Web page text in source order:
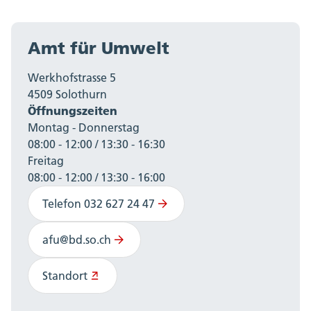
Amt für Umwelt
Werkhofstrasse 5
4509 Solothurn
Öffnungszeiten
Montag - Donnerstag
08:00 - 12:00 / 13:30 - 16:30
Freitag
08:00 - 12:00 / 13:30 - 16:00
Telefon 032 627 24 47
afu@bd.so.ch
Standort